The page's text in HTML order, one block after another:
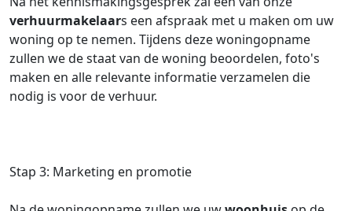
verhuurmakelaars een afspraak met u maken om uw
woning op te nemen. Tijdens deze woningopname
zullen we de staat van de woning beoordelen, foto's
maken en alle relevante informatie verzamelen die
nodig is voor de verhuur.
Stap 3: Marketing en promotie